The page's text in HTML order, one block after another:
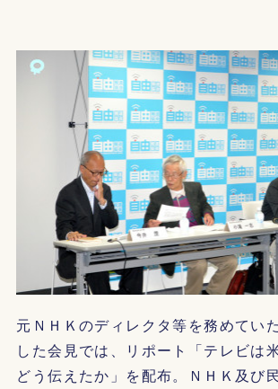
元ＮＨＫのディレクタ等を務めてい
した会見では、リポート「テレビは
どう伝えたか」を配布。ＮＨＫ及び